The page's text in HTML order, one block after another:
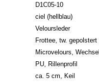
D1C05-10
ciel (hellblau)
Veloursleder
Frottee, tw. gepolstert
Microvelours,
PU, Rillenprofil
ca. 5 cm, Keil